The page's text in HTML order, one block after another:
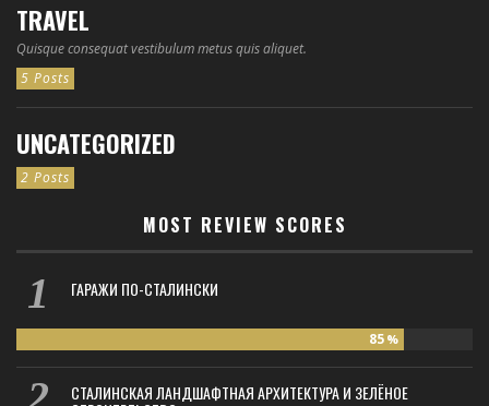
TRAVEL
Quisque consequat vestibulum metus quis aliquet.
5 Posts
UNCATEGORIZED
2 Posts
MOST REVIEW SCORES
ГАРАЖИ ПО-СТАЛИНСКИ
85 %
СТАЛИНСКАЯ ЛАНДШАФТНАЯ АРХИТЕКТУРА И ЗЕЛЁНОЕ